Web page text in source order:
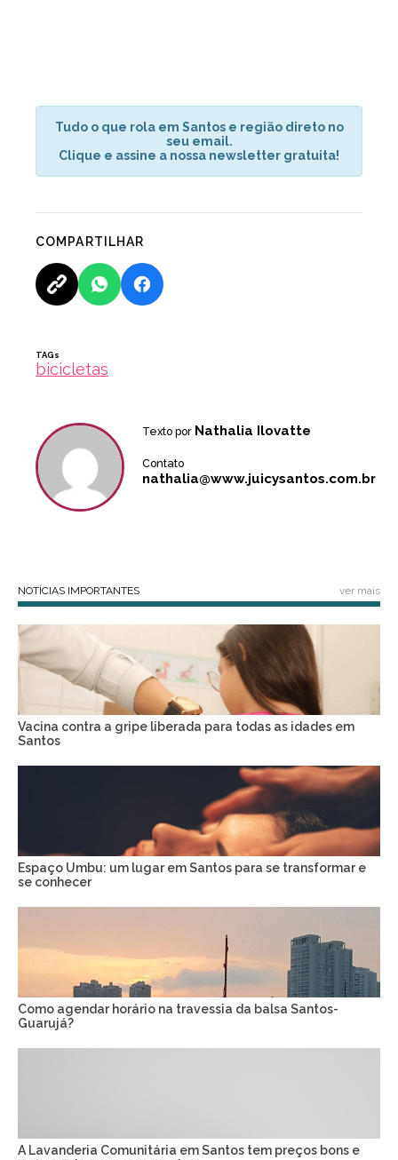
Tudo o que rola em Santos e região direto no
seu email.
Clique e assine a nossa newsletter gratuita!
COMPARTILHAR
TAGs
bicicletas
Texto por Nathalia Ilovatte
Contato
nathalia@www.juicysantos.com.br
NOTÍCIAS IMPORTANTES ver mais
Vacina contra a gripe liberada para todas as idades em
Santos
Espaço Umbu: um lugar em Santos para se transformar e
se conhecer
Como agendar horário na travessia da balsa Santos-
Guarujá?
A Lavanderia Comunitária em Santos tem preços bons e